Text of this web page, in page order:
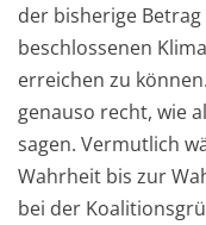
der bisherige
beschlossenen
erreichen zu
genauso recht, wie
sagen. Vermutlich
Wahrheit bis zur
bei der